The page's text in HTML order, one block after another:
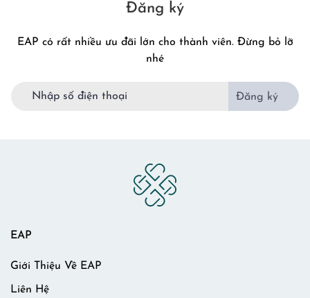
Đăng ký
EAP có rất nhiều ưu đãi lớn cho thành viên. Đừng bỏ lỡ
nhé
Đăng ký
EAP
Giới Thiệu Về EAP
Liên Hệ